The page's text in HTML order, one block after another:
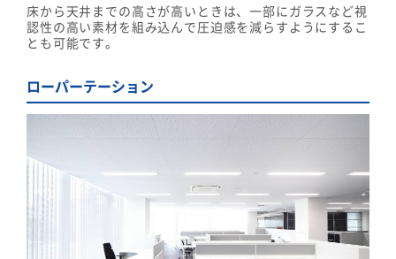
床から天井までの高さが高いときは、一部にガラスなど視
認性の高い素材を組み込んで圧迫感を減らすようにするこ
とも可能です。
ローパーテーション